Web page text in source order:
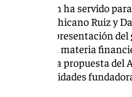
también ha servido
Carlos Chicano Ruiz y
en representación
en materia
designado a propuesta
grupo de entidades